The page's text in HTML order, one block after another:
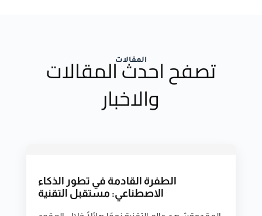
المقالات
تصفح احدث المقالات
والاخبار
الطفرة القادمة في تطور الذكاء
الاصطناعي: مستقبل التقنية